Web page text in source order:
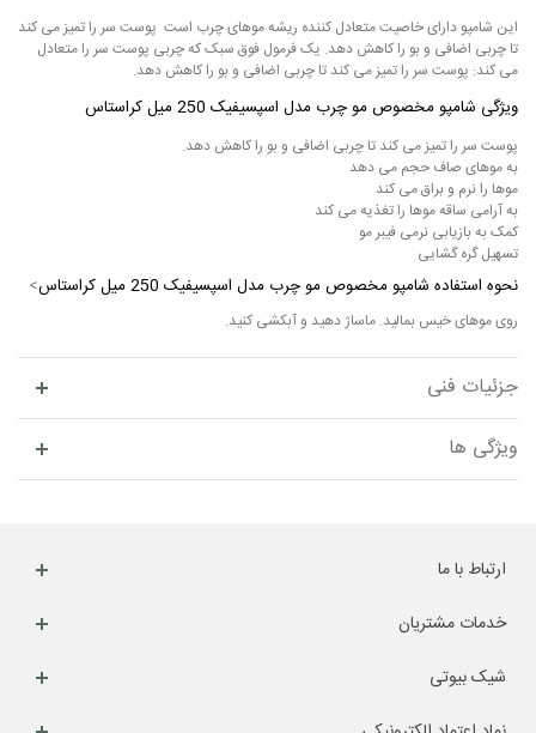
این شامپو دارای خاصیت متعادل کننده ریشه موهای چرب است پوست سر را تمیز می کند
تا چربی اضافی و بو را کاهش دهد. یک فرمول فوق سبک که چربی پوست سر را متعادل
می کند: پوست سر را تمیز می کند تا چربی اضافی و بو را کاهش دهد.
ویژگی شامپو مخصوص مو چرب مدل اسپسیفیک 250 میل کراستاس
پوست سر را تمیز می کند تا چربی اضافی و بو را کاهش دهد.
به موهای صاف حجم می دهد
موها را نرم و براق می کند
به آرامی ساقه موها را تغذیه می کند
کمک به بازیابی نرمی فیبر مو
تسهیل گره گشایی
نحوه استفاده شامپو مخصوص مو چرب مدل اسپسیفیک 250 میل کراستاس >
روی موهای خیس بمالید. ماساژ دهید و آبکشی کنید.
جزئیات فنی
ویژگی ها
ارتباط با ما
خدمات مشتریان
شیک بیوتی